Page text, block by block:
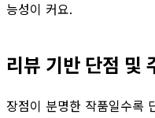
능성이 커요.
리뷰 기반 단점 및
장점이 분명한 작품일수록